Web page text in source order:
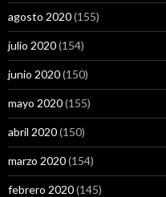
agosto 2020(155)
julio 2020(154)
junio 2020(150)
mayo 2020(155)
abril 2020(150)
marzo 2020(154)
febrero 2020(145)